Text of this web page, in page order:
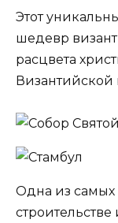
Этот
шедевр
расцвета
Одна из